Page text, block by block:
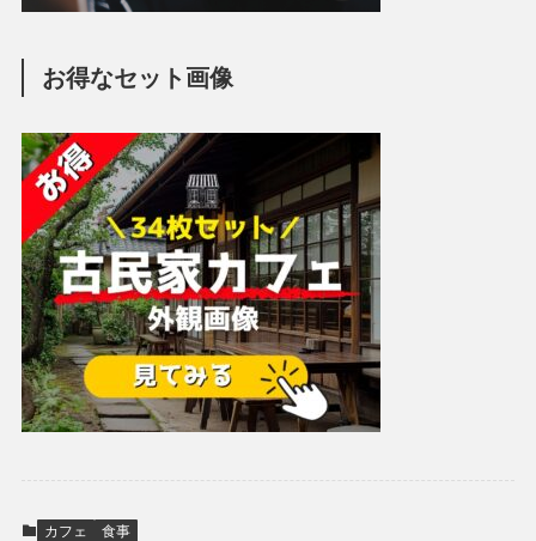
お得なセット画像
カフェ 食事